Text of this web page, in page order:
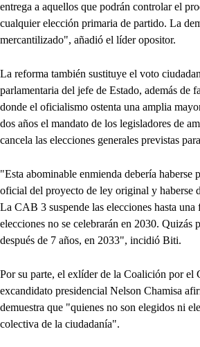
entrega a aquellos que podrán controlar el
cualquier elección primaria de partido. La
mercantilizado", añadió el líder opositor.
La reforma también sustituye el voto
parlamentaria del jefe de Estado, además de
donde el oficialismo ostenta una amplia
dos años el mandato de los legisladores de
cancela las elecciones generales previstas
"Esta abominable enmienda debería haberse
oficial del proyecto de ley original y haberse
La CAB 3 suspende las elecciones hasta una
elecciones no se celebrarán en 2030. Quizás
después de 7 años, en 2033", incidió Biti.
Por su parte, el exlíder de la Coalición por el
excandidato presidencial Nelson Chamisa
demuestra que "quienes no son elegidos ni
colectiva de la ciudadanía".